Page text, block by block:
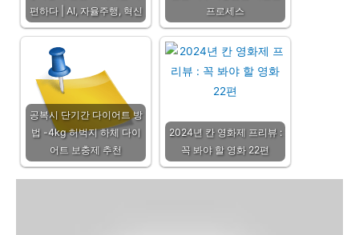
편하다 | AI, 자율주행, 혁신
프로세스
공복시 단기간 다이어트 방
법 -4kg 허벅지 하체 다이
어트 보충제 추천
2024년 칸 영화제 프리뷰 :
꼭 봐야 할 영화 22편